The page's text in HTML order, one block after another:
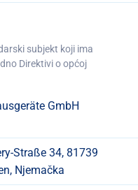
subjekt koji ima
Direktivi o općoj
GmbH
Straße 34, 81739
Njemačka